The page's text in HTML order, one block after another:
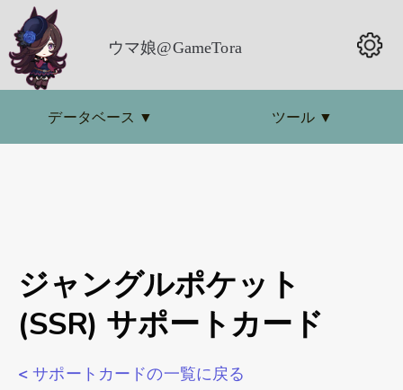
ウマ娘@GameTora
データベース ▼ ツール ▼
ジャングルポケット
(SSR) サポートカード
< サポートカードの一覧に戻る